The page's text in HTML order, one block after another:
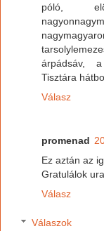
póló,
árpádsáv, a
Tisztára
Válasz
promenad
Ez aztán az
Gratulálok
Válasz
Válaszok